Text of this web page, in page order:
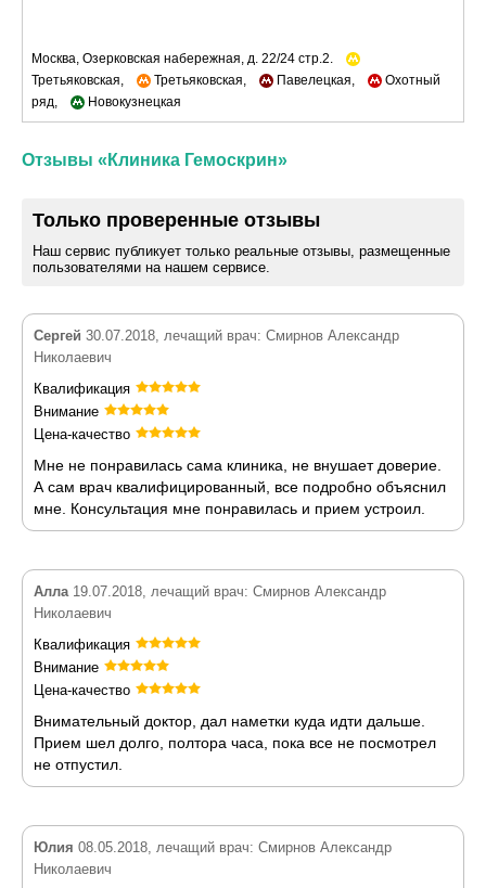
Москва, Озерковская набережная, д. 22/24 стр.2.
Третьяковская,
Третьяковская, Павелецкая,
Охотный
ряд,
Новокузнецкая
Отзывы «Клиника Гемоскрин»
Только проверенные отзывы
Наш сервис публикует только реальные отзывы, размещенные
пользователями на нашем сервисе.
Сергей 30.07.2018, лечащий врач: Смирнов Александр
Николаевич
Квалификация
Внимание
Цена-качество
Мне не понравилась сама клиника, не внушает доверие.
А сам врач квалифицированный, все подробно объяснил
мне. Консультация мне понравилась и прием устроил.
Алла19.07.2018, лечащий врач: Смирнов Александр
Николаевич
Квалификация
Внимание
Цена-качество
Внимательный доктор, дал наметки куда идти дальше.
Прием шел долго, полтора часа, пока все не посмотрел
не отпустил.
Юлия 08.05.2018, лечащий врач: Смирнов Александр
Николаевич